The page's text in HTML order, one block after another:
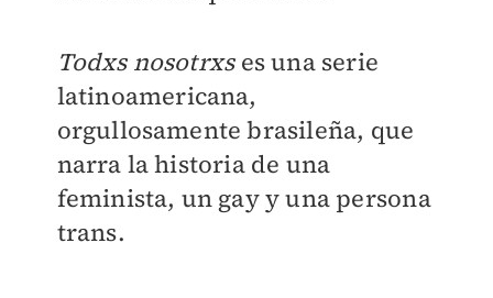
Todxs nosotrxses una serie
latinoamericana,
orgullosamente brasileña, que
narra la historia de una
feminista, un gay y una persona
trans.